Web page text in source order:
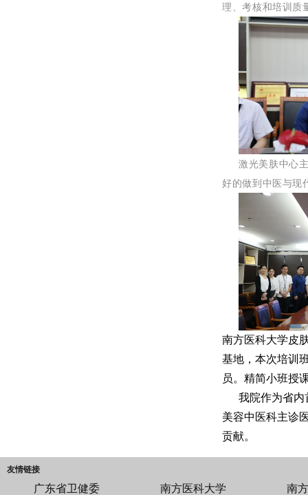
理、考核和培训质
激光美肤中心
好的做到中医与现
南方医科大学皮
基地，本次培训
员。精简小班授
我院作为省
美容中医科主诊
贡献。
友情链接
广东省卫健委 南方医科大学 南